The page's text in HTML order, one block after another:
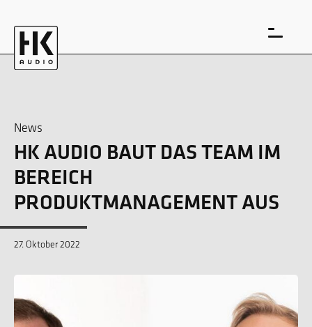
EN DE
News
HK AUDIO BAUT DAS TEAM IM
BEREICH
PRODUKTMANAGEMENT AUS
27. Oktober 2022